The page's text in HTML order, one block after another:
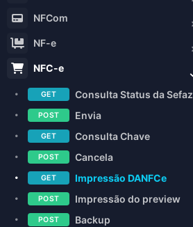
NFCom
NF-e
NFC-e
GET Consulta Status da Sefaz
POST Envia
GET Consulta Chave
POST Cancela
GET Impressão DANFCe
POST Impressão do preview
POST Backup